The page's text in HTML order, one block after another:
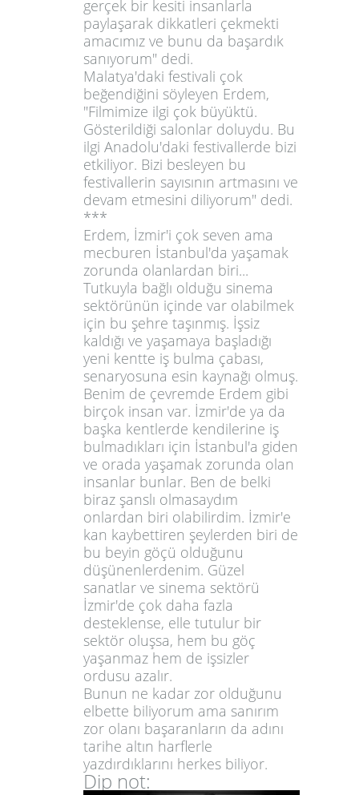
gerçek bir kesiti insanlarla
paylaşarak dikkatleri çekmekti
amacımız ve bunu da başardık
sanıyorum" dedi.
Malatya'daki festivali çok
beğendiğini söyleyen Erdem,
"Filmimize ilgi çok büyüktü.
Gösterildiği salonlar doluydu. Bu
ilgi Anadolu'daki festivallerde bizi
etkiliyor. Bizi besleyen bu
festivallerin sayısının artmasını ve
devam etmesini diliyorum" dedi.
***
Erdem, İzmir'i çok seven ama
mecburen İstanbul'da yaşamak
zorunda olanlardan biri...
Tutkuyla bağlı olduğu sinema
sektörünün içinde var olabilmek
için bu şehre taşınmış. İşsiz
kaldığı ve yaşamaya başladığı
yeni kentte iş bulma çabası,
senaryosuna esin kaynağı olmuş.
Benim de çevremde Erdem gibi
birçok insan var. İzmir'de ya da
başka kentlerde kendilerine iş
bulmadıkları için İstanbul'a giden
ve orada yaşamak zorunda olan
insanlar bunlar. Ben de belki
biraz şanslı olmasaydım
onlardan biri olabilirdim. İzmir'e
kan kaybettiren şeylerden biri de
bu beyin göçü olduğunu
düşünenlerdenim. Güzel
sanatlar ve sinema sektörü
İzmir'de çok daha fazla
desteklense, elle tutulur bir
sektör oluşsa, hem bu göç
yaşanmaz hem de işsizler
ordusu azalır.
Bunun ne kadar zor olduğunu
elbette biliyorum ama sanırım
zor olanı başaranların da adını
tarihe altın harflerle
yazdırdıklarını herkes biliyor.
Dip not: